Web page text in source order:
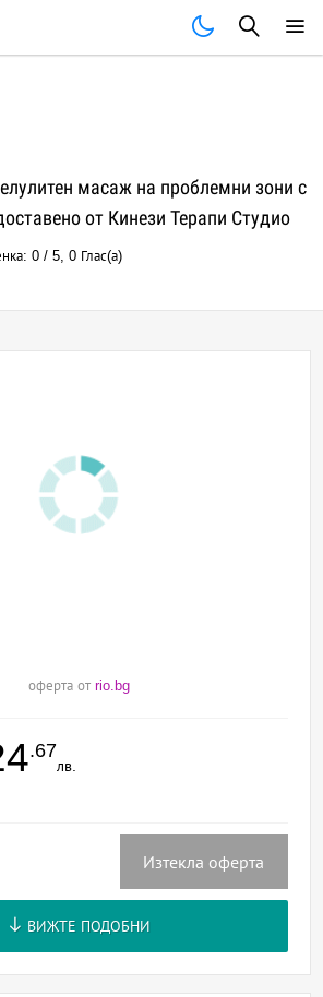
масаж на проблемни зони с
от Кинези Терапи Студио
0 /5,0 Глас(а)
оферта от rio.bg
.67
лв.
Изтекла оферта
ВИЖТЕ ПОДОБНИ